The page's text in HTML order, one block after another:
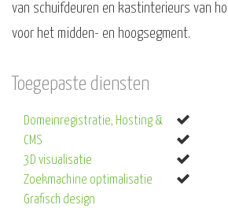
van schuifdeuren en kastinterieurs van
voor het midden- en hoogsegment.
Toegepaste diensten
Domeinregistratie, Hosting &
CMS
3D visualisatie
Zoekmachine optimalisatie
Grafisch design